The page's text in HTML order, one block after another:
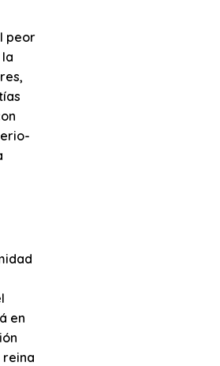
peor
en
reina